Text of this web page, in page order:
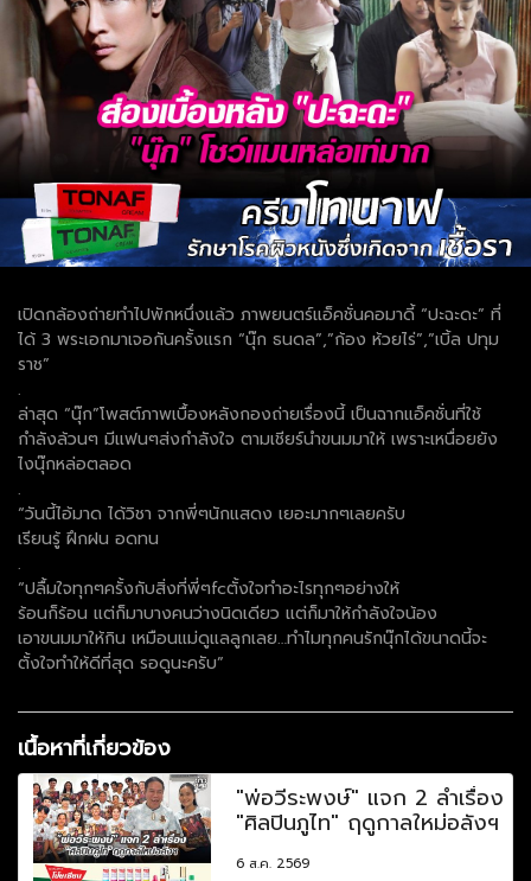
เปิดกล้องถ่ายทำไปพักหนึ่งแล้ว ภาพยนตร์แอ็คชั่นคอมาดี้ “ปะฉะดะ” ที่
ได้ 3 พระเอกมาเจอกันครั้งแรก “นุ๊ก ธนดล”,”ก้อง ห้วยไร่”,”เบิ้ล ปทุม
ราช”
.
ล่าสุด “นุ๊ก”โพสต์ภาพเบื้องหลังกองถ่ายเรื่องนี้ เป็นฉากแอ็คชั่นที่ใช้
กำลังล้วนๆ มีแฟนๆส่งกำลังใจ ตามเชียร์นำขนมมาให้ เพราะเหนื่อยยัง
ไงนุ๊กหล่อตลอด
.
“วันนี้ไอ้มาด ได้วิชา จากพี่ๆนักแสดง เยอะมากๆเลยครับ
เรียนรู้ ฝึกฝน อดทน
.
“ปลื้มใจทุกๆครั้งกับสิ่งที่พี่ๆfcตั้งใจทำอะไรทุกๆอย่างให้
ร้อนก็ร้อน แต่ก็มาบางคนว่างนิดเดียว แต่ก็มาให้กำลังใจน้อง
เอาขนมมาให้กิน เหมือนแม่ดูแลลูกเลย…ทำไมทุกคนรักนุ๊กได้ขนาดนี้จะ
ตั้งใจทำให้ดีที่สุด รอดูนะครับ”
เนื้อหาที่เกี่ยวข้อง
"พ่อวีระพงษ์" แจก 2 ลำเรื่อง
"ศิลปินภูไท" ฤดูกาลใหม่อลังฯ
6 ส.ค. 2569